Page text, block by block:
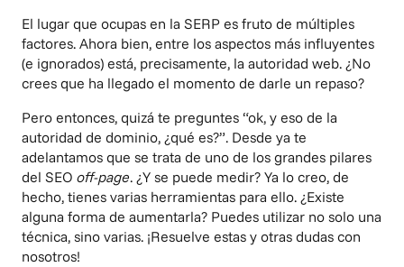
El lugar que ocupas en la SERP es fruto de múltiples
factores. Ahora bien, entre los aspectos más influyentes
(e ignorados) está, precisamente, la autoridad web. ¿No
crees que ha llegado el momento de darle un repaso?
Pero entonces, quizá te preguntes “ok, y eso de la
autoridad de dominio, ¿qué es?”. Desde ya te
adelantamos que se trata de uno de los grandes pilares
del SEO off-page. ¿Y se puede medir? Ya lo creo, de
hecho, tienes varias herramientas para ello. ¿Existe
alguna forma de aumentarla? Puedes utilizar no solo una
técnica, sino varias. ¡Resuelve estas y otras dudas con
nosotros!